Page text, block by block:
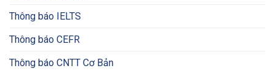
Thông báo IELTS
Thông báo CEFR
Thông báo CNTT Cơ Bản